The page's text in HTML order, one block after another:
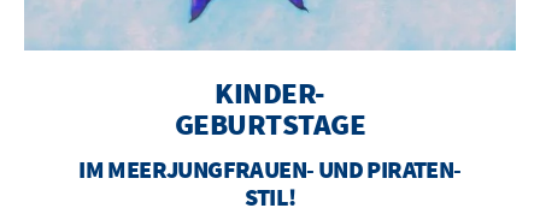
KINDER-
GEBURTSTAGE
IM MEERJUNGFRAUEN- UND PIRATEN-
STIL!